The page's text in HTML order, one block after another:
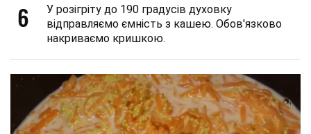
6
У розігріту до 190 градусів духовку
відправляємо ємність з кашею. Обов'язково
накриваємо кришкою.